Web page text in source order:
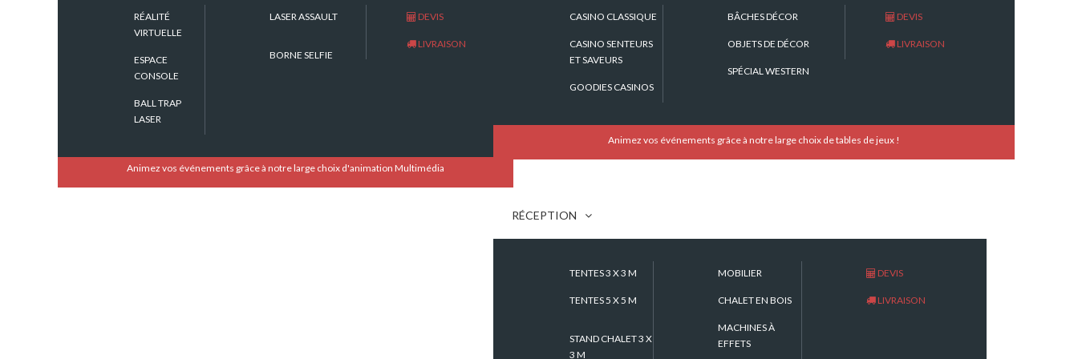
RÉALITÉ
VIRTUELLE
ESPACE
CONSOLE
BALL TRAP
LASER
LASER ASSAULT
BORNE SELFIE
DEVIS
LIVRAISON
Animez vos événements grâce à notre large choix d'animation Multimédia
CASINO CLASSIQUE
CASINO SENTEURS
ET SAVEURS
GOODIES CASINOS
BÂCHES DÉCOR
OBJETS DE DÉCOR
SPÉCIAL WESTERN
DEVIS
LIVRAISON
Animez vos événements grâce à notre large choix de tables de jeux !
RÉCEPTION
TENTES 3 X 3 M
TENTES 5 X 5 M
STAND CHALET 3 X
3 M
MOBILIER
CHALET EN BOIS
MACHINES À
EFFETS
DEVIS
LIVRAISON
Tags:
Table Black & Wine
10 Nov, 2023